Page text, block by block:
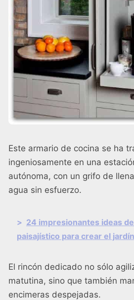
Este armario de cocina se ha
ingeniosamente en una
autónoma, con un grifo de
agua sin esfuerzo.
> 24 impresionantes ideas
paisajístico para crear el
El rincón dedicado no sólo
matutina, sino que también
encimeras despejadas.